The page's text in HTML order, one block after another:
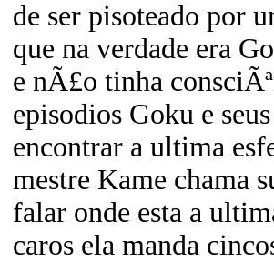
de ser pisoteado por
que na verdade era
e nÃ£o tinha
episodios Goku e
encontrar a ultima
mestre Kame chama
falar onde esta a
caros ela manda